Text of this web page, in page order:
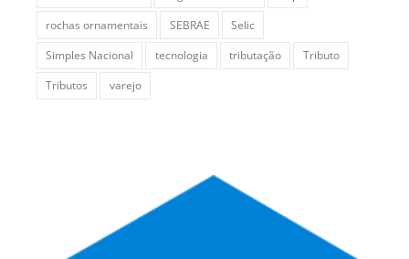
rochas ornamentais
SEBRAE
Selic
Simples Nacional
tecnologia tributação
Tributo
Tributos
varejo